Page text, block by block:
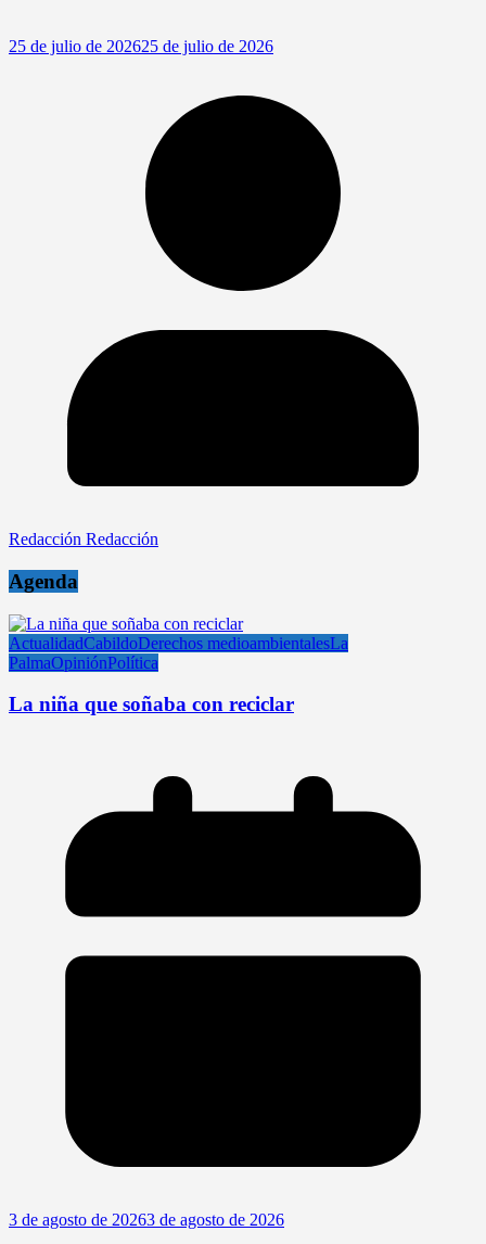
25 de julio de 202625 de julio de 2026
Redacción Redacción
Agenda
ActualidadCabildoDerechos medioambientalesLa
PalmaOpiniónPolítica
La niña que soñaba con reciclar
3 de agosto de 20263 de agosto de 2026